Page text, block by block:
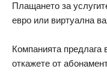
Плащането за
евро или виртуална
Компанията предлага
откажете от